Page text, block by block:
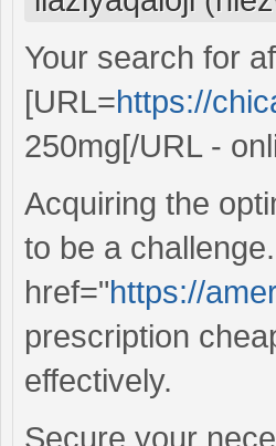
Your search for
[URL=https://
250mg[/URL -
Acquiring the
to be a
href="https://
prescription
effectively.
Secure your